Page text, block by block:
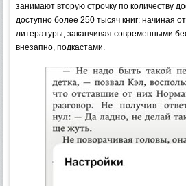
занимают вторую строчку по количеству
доступно более 250 тысяч книг: начиная
литературы, заканчивая современными
внезапно, подкастами.